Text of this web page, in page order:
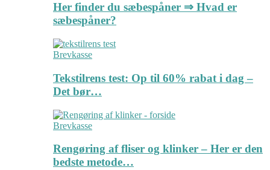
Her finder du sæbespåner ⇒ Hvad er
sæbespåner?
Brevkasse
Tekstilrens test: Op til 60% rabat i dag –
Det bør…
Brevkasse
Rengøring af fliser og klinker – Her er den
bedste metode…